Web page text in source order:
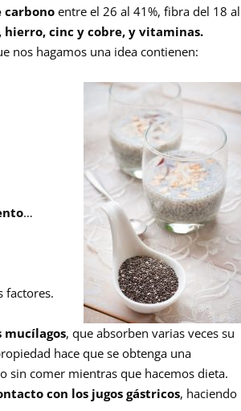
carbonoentre el 26 al 41%, fibra del 18 al
hierro, cinc y cobre, y vitaminas.
nos hagamos una idea contienen:
…
factores.
mucílagos, que absorben varias veces su
hace que se obtenga una
sin comer mientras que hacemos dieta.
con los jugos gástricos, haciendo